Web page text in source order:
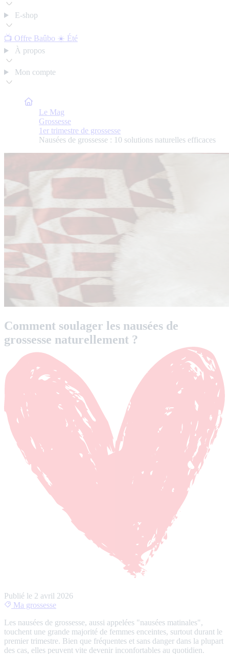
E-shop
📺 Offre Baûbo ☀️ Été
À propos
Mon compte
Bulle de Maman
Le Mag
Grossesse
1er trimestre de grossesse
Nausées de grossesse : 10 solutions naturelles efficaces
Comment soulager les nausées de
grossesse naturellement ?
Publié le 2 avril 2026
Ma grossesse
Les nausées de grossesse, aussi appelées "nausées matinales",
touchent une grande majorité de femmes enceintes, surtout durant le
premier trimestre. Bien que fréquentes et sans danger dans la plupart
des cas, elles peuvent vite devenir inconfortables au quotidien.